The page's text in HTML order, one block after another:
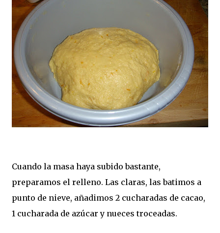
Cuando la masa haya subido bastante,
preparamos el relleno. Las claras, las batimos a
punto de nieve, añadimos 2 cucharadas de cacao,
1 cucharada de azúcar y nueces troceadas.